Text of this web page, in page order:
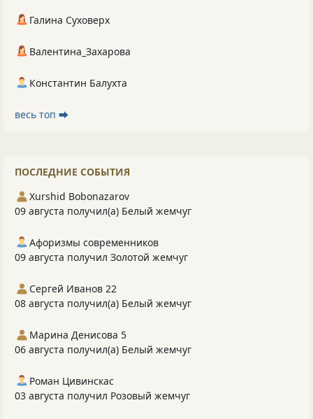
Галина Суховерх
Валентина_Захарова
Константин Балухта
весь топ ⮕
ПОСЛЕДНИЕ СОБЫТИЯ
Xurshid Bobonazarov
09 августа получил(а) Белый жемчуг
Афоризмы современников
09 августа получил Золотой жемчуг
Сергей Иванов 22
08 августа получил(а) Белый жемчуг
Марина Денисова 5
06 августа получил(а) Белый жемчуг
Роман Цивинскас
03 августа получил Розовый жемчуг